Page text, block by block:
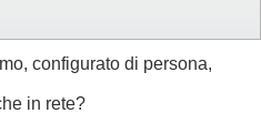
configurato di persona,
in rete?